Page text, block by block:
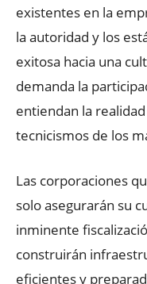
existentes en la
la autoridad y los
exitosa hacia una
demanda la
entiendan la
tecnicismos de los
Las corporaciones
solo asegurarán su
inminente
construirán
eficientes y